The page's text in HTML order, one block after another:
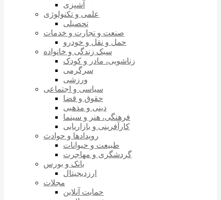
آشپزی
علمی و تکنولوژی
تحصیلی
صنعت و تجارت و خدمات
حمل و نقل و خودرو
سبک زندگی و خانواده
زناشویی، مادر و کودک
سرگرمی
ورزشی
سیاسی و اجتماعی
حقوق و قضا
دینی و مذهبی
فرهنگی، هنر و سینما
کارآفرینی و بازاریابی
رویدادها و حوادث
طبیعت و حیوانات
گردشگری و مهاجرت
بانک و بورس
ارزدیجیتال
مجلات
حمایت آنلاین